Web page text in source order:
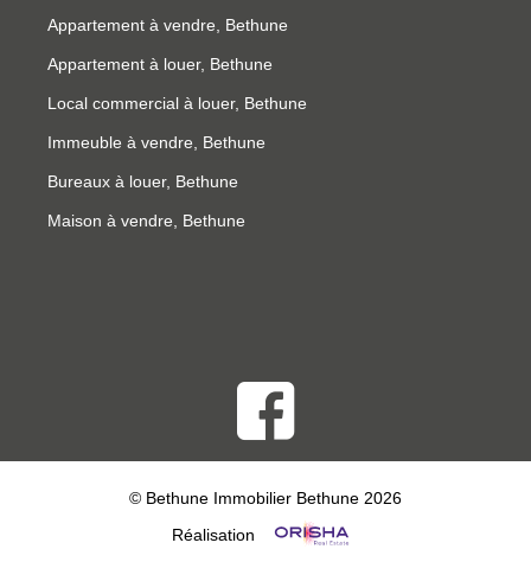
Appartement à vendre, Bethune
Appartement à louer, Bethune
Local commercial à louer, Bethune
Immeuble à vendre, Bethune
Bureaux à louer, Bethune
Maison à vendre, Bethune
© Bethune Immobilier Bethune 2026
Réalisation